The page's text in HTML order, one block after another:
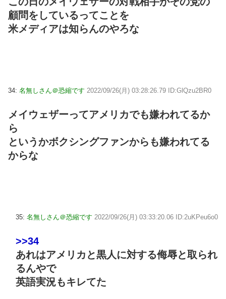
顧問をしているってことを
米メディアは知らんのやろな
34: 名無しさん＠恐縮です 2022/09/26(月) 03:28:26.79 ID:GlQzu2BR0
メイウェザーってアメリカでも嫌われてるか
ら
というかボクシングファンからも嫌われてる
からな
35: 名無しさん＠恐縮です 2022/09/26(月) 03:33:20.06 ID:2uKPeu6o0
>>34
あれはアメリカと黒人に対する侮辱と取られ
るんやで
英語実況もキレてた